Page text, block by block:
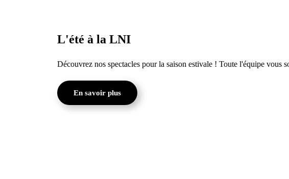
L'été à la LNI
Découvrez nos spectacles pour la saison estivale ! Toute l'équipe vous
En savoir plus